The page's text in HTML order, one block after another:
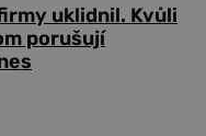
uklidnil. Kvůli
porušují